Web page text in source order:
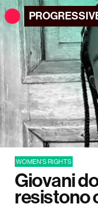
WOMEN'S RIGHTS
Giovani
resistono